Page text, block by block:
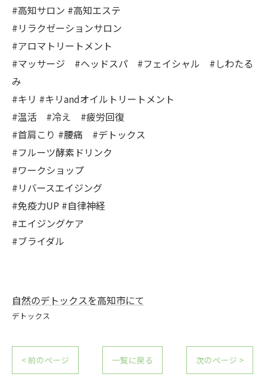
#高知サロン #高知エステ
#リラクゼーションサロン
#アロマトリートメント
#マッサージ #ヘッドスパ #フェイシャル #しわたる
み
#キリ #キリandオイルトリートメント
#温活 #冷え #疲労回復
#首肩こり #腰痛 #デトックス
#フルーツ酵素ドリンク
#ワークショップ
#リバースエイジング
#免疫力UP #自律神経
#エイジングケア
#ブライダル
自然のデトックスを高知市にて
デトックス
< 前のページ 一覧に戻る 次のページ >